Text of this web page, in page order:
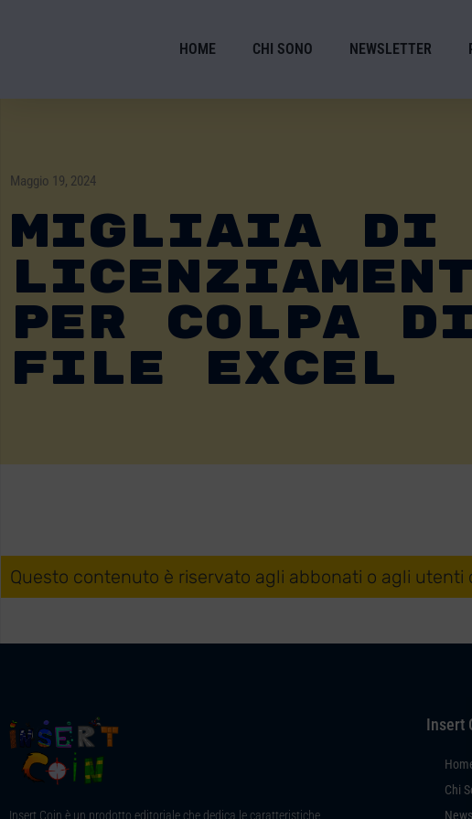
HOME CHI SONO NEWSLETTER
Maggio 19, 2024
Migliaia Di
Per Colpa
File Excel
Questo contenuto è riservato agli abbonati o agli
Insert Coin è un prodotto editoriale che dedica le caratteristiche
Insert
Chi